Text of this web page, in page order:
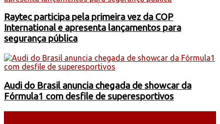
Raytec participa pela primeira vez da COP
International e apresenta lançamentos para
segurança pública
Audi do Brasil anuncia chegada de showcar da
Fórmula1 com desfile de superesportivos